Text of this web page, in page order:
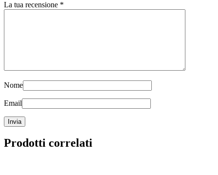
La tua recensione *
Nome
Email
Prodotti correlati